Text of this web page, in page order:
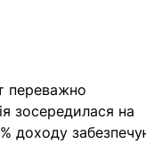
переважно
зосередилася на
доходу